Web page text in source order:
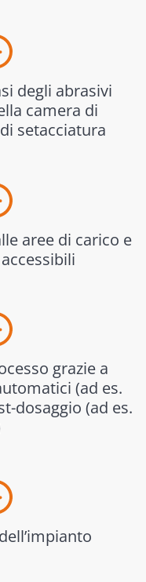
degli abrasivi
camera di
setacciatura
aree di carico e
grazie a
(ad es.
dosaggio (ad es.